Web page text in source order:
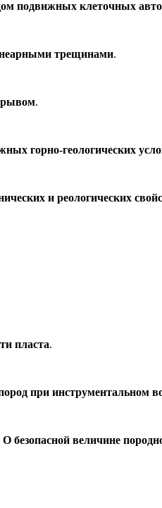
подвижных клеточных
трещинами.
.
горно-геологических
и реологических
пласта.
при инструментальном
О безопасной величине